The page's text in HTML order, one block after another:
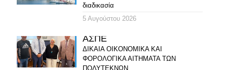
διαδικασία
5 Αυγούστου 2026
ΑΣΠΕ
ΔΙΚΑΙΑ ΟΙΚΟΝΟΜΙΚΑ ΚΑΙ
ΦΟΡΟΛΟΓΙΚΑ ΑΙΤΗΜΑΤΑ ΤΩΝ
ΠΟΛΥΤΕΚΝΩΝ